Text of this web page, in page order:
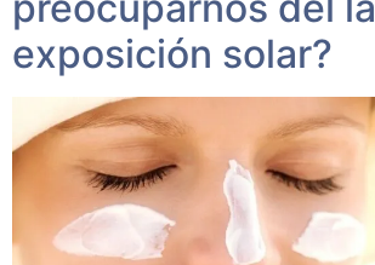
exposición solar?